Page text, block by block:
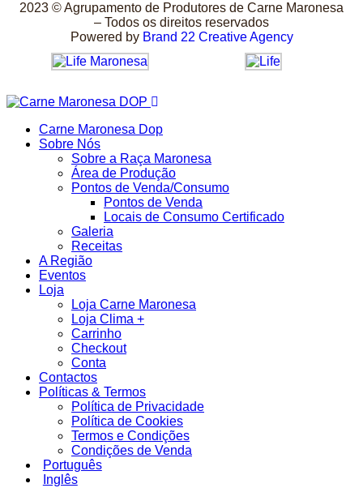
2023 © Agrupamento de Produtores de Carne Maronesa
– Todos os direitos reservados
Powered by Brand 22 Creative Agency
Carne Maronesa Dop
Sobre Nós
Sobre a Raça Maronesa
Área de Produção
Pontos de Venda/Consumo
Pontos de Venda
Locais de Consumo Certificado
Galeria
Receitas
A Região
Eventos
Loja
Loja Carne Maronesa
Loja Clima +
Carrinho
Checkout
Conta
Contactos
Políticas & Termos
Política de Privacidade
Política de Cookies
Termos e Condições
Condições de Venda
Português
Inglês